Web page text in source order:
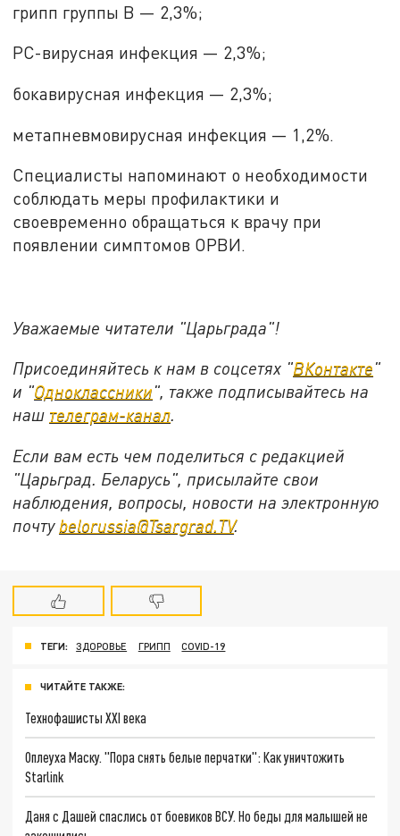
грипп группы В — 2,3%;
РС-вирусная инфекция — 2,3%;
бокавирусная инфекция — 2,3%;
метапневмовирусная инфекция — 1,2%.
Специалисты напоминают о необходимости
соблюдать меры профилактики и
своевременно обращаться к врачу при
появлении симптомов ОРВИ.
Уважаемые читатели "Царьграда"!
Присоединяйтесь к нам в соцсетях "ВКонтакте"
и "Одноклассники", также подписывайтесь на
наш телеграм-канал.
Если вам есть чем поделиться с редакцией
"Царьград. Беларусь", присылайте свои
наблюдения, вопросы, новости на электронную
почту belorussia@Tsargrad.TV.
ТЕГИ: ЗДОРОВЬЕ ГРИПП COVID-19
ЧИТАЙТЕ ТАКЖЕ:
Технофашисты XXI века
Оплеуха Маску. "Пора снять белые перчатки": Как уничтожить
Starlink
Даня с Дашей спаслись от боевиков ВСУ. Но беды для малышей не